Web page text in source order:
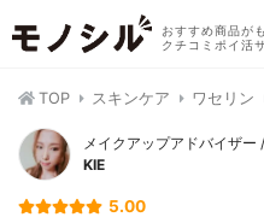
おすすめ商品が
クチコミポイ活
TOP スキンケア ワセリン
メイクアップアドバイザー
KIE
5.00